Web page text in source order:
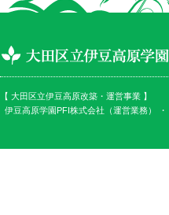
【 大田区立伊豆高原改築・運営事業 】
伊豆高原学園PFI株式会社（運営業務） ・